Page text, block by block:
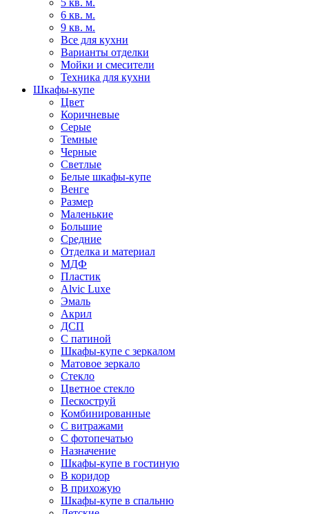
5 кв. м.
6 кв. м.
9 кв. м.
Все для кухни
Варианты отделки
Мойки и смесители
Техника для кухни
Шкафы-купе
Цвет
Коричневые
Серые
Темные
Черные
Светлые
Белые шкафы-купе
Венге
Размер
Маленькие
Большие
Средние
Отделка и материал
МДФ
Пластик
Alvic Luxe
Эмаль
Акрил
ДСП
С патиной
Шкафы-купе с зеркалом
Матовое зеркало
Стекло
Цветное стекло
Пескоструй
Комбинированные
С витражами
С фотопечатью
Назначение
Шкафы-купе в гостиную
В коридор
В прихожую
Шкафы-купе в спальню